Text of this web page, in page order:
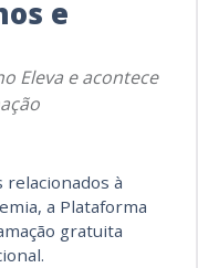
e
Eleva e acontece
à
a Plataforma
gratuita